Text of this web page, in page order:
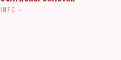
INFO +